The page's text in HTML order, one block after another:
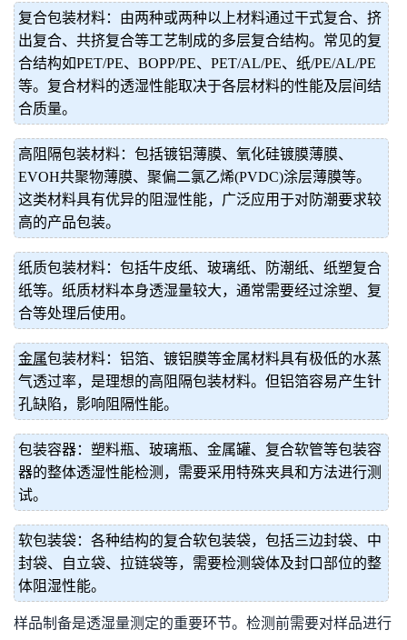
复合包装材料：由两种或两种以上材料通过干式复合、挤
出复合、共挤复合等工艺制成的多层复合结构。常见的复
合结构如PET/PE、BOPP/PE、PET/AL/PE、纸/PE/AL/PE
等。复合材料的透湿性能取决于各层材料的性能及层间结
合质量。
高阻隔包装材料：包括镀铝薄膜、氧化硅镀膜薄膜、
EVOH共聚物薄膜、聚偏二氯乙烯(PVDC)涂层薄膜等。
这类材料具有优异的阻湿性能，广泛应用于对防潮要求较
高的产品包装。
纸质包装材料：包括牛皮纸、玻璃纸、防潮纸、纸塑复合
纸等。纸质材料本身透湿量较大，通常需要经过涂塑、复
合等处理后使用。
金属包装材料：铝箔、镀铝膜等金属材料具有极低的水蒸
气透过率，是理想的高阻隔包装材料。但铝箔容易产生针
孔缺陷，影响阻隔性能。
包装容器：塑料瓶、玻璃瓶、金属罐、复合软管等包装容
器的整体透湿性能检测，需要采用特殊夹具和方法进行测
试。
软包装袋：各种结构的复合软包装袋，包括三边封袋、中
封袋、自立袋、拉链袋等，需要检测袋体及封口部位的整
体阻湿性能。
样品制备是透湿量测定的重要环节。检测前需要对样品进行